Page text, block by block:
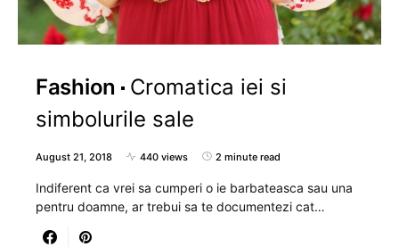
Fashion
Cromatica iei si
simbolurile sale
August 21, 2018 440 views 2 minute read
Indiferent ca vrei sa cumperi o ie barbateasca sau una
pentru doamne, ar trebui sa te documentezi cat…